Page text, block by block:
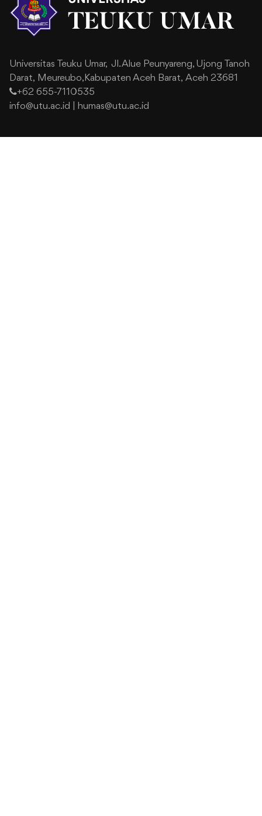
Universitas Teuku Umar, Jl. Alue Peunyareng, Ujong Tanoh
Darat, Meureubo,Kabupaten Aceh Barat, Aceh 23681
+62 655-7110535
info@utu.ac.id
humas@utu.ac.id